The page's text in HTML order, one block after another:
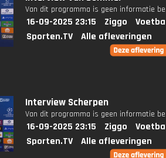
Van dit programma is geen informatie
16-09-2025 23:15 Ziggo
Sporten.TV
Alle afleveringen
Interview Scherpen
Van dit programma is geen informatie
16-09-2025 23:15 Ziggo
Sporten.TV
Alle afleveringen